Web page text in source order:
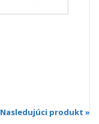
Nasledujúci produkt »